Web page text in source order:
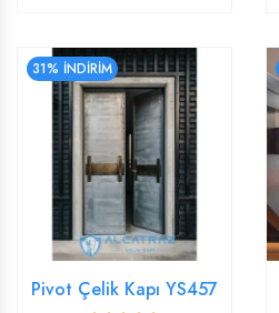
31% İNDİRİM
Pivot Çelik Kapı YS457